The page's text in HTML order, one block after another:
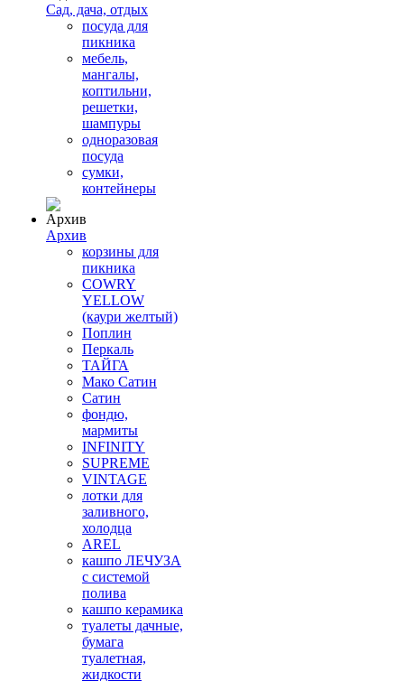
Сад, дача, отдых
посуда для
пикника
мебель,
мангалы,
коптильни,
решетки,
шампуры
одноразовая
посуда
сумки,
контейнеры
Архив
корзины для
пикника
COWRY
YELLOW
(каури желтый)
Поплин
Перкаль
ТАЙГА
Мако Сатин
Сатин
фондю,
мармиты
INFINITY
SUPREME
VINTAGE
лотки для
заливного,
холодца
AREL
кашпо ЛЕЧУЗА
с системой
полива
кашпо керамика
туалеты дачные,
бумага
туалетная,
жидкости